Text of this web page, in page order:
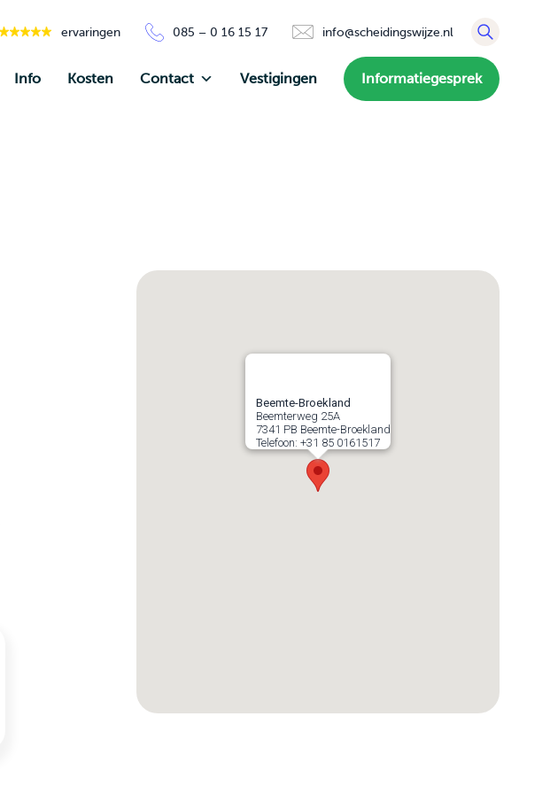
ervaringen 085 – 0 16 15 17 info@scheidingswijze.nl
Info Kosten Contact Vestigingen Informatiegesprek
Beemte-Broekland
Beemterweg 25A
7341 PB Beemte-Broekland
Telefoon: +31 85 0161517